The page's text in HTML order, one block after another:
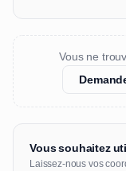
Vous ne
Vous souhaitez
Laissez-nous vos